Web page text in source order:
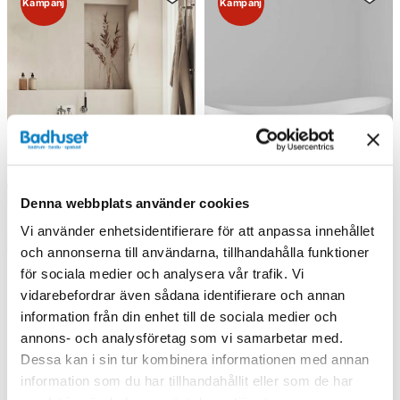
Denna webbplats använder cookies
Vi använder enhetsidentifierare för att anpassa innehållet
och annonserna till användarna, tillhandahålla funktioner
för sociala medier och analysera vår trafik. Vi
vidarebefordrar även sådana identifierare och annan
information från din enhet till de sociala medier och
annons- och analysföretag som vi samarbetar med.
Dessa kan i sin tur kombinera informationen med annan
information som du har tillhandahållit eller som de har
Kampanj
Nordhem Aspholmen I
13 456 kr/st
18 050 kr /st
Kampanj
Svedbergs Skagen
18 893 kr /st
25 190 kr /st